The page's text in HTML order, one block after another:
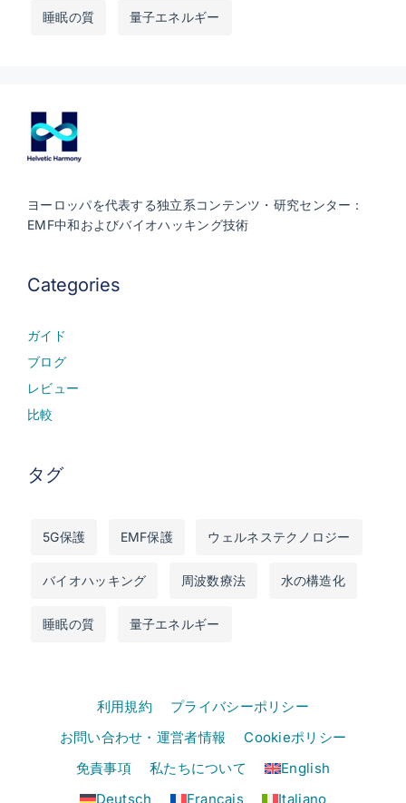
睡眠の質 量子エネルギー
ヨーロッパを代表する独立系コンテンツ・研究センター：
EMF中和およびバイオハッキング技術
Categories
ガイド
ブログ
レビュー
比較
タグ
5G保護 EMF保護 ウェルネステクノロジー
バイオハッキング 周波数療法 水の構造化
睡眠の質 量子エネルギー
利用規約
プライバシーポリシー
お問い合わせ・運営者情報
Cookieポリシー
免責事項
私たちについて
English
Deutsch
Français Italiano